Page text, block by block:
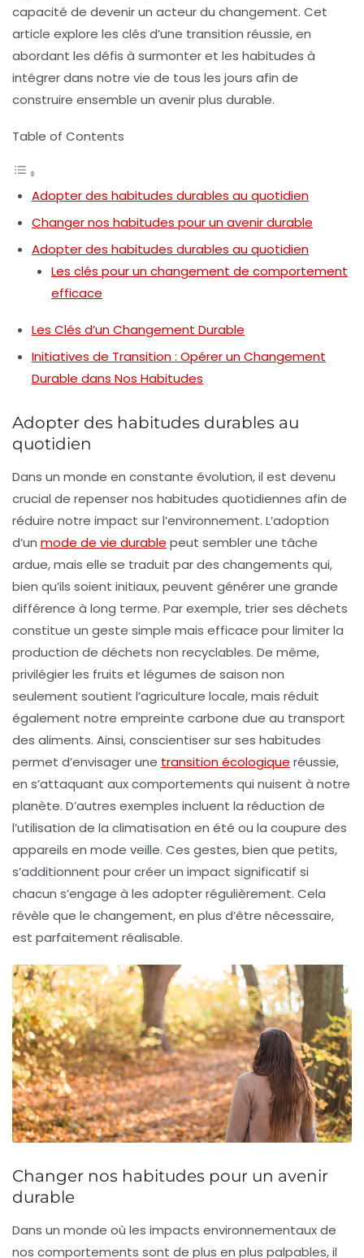
capacité de devenir un acteur du changement. Cet
article explore les clés d’une transition réussie, en
abordant les défis à surmonter et les habitudes à
intégrer dans notre vie de tous les jours afin de
construire ensemble un avenir plus durable.
Table of Contents
Adopter des habitudes durables au quotidien
Changer nos habitudes pour un avenir durable
Adopter des habitudes durables au quotidien
Les clés pour un changement de comportement
efficace
Les Clés d’un Changement Durable
Initiatives de Transition : Opérer un Changement
Durable dans Nos Habitudes
Adopter des habitudes durables au
quotidien
Dans un monde en constante évolution, il est devenu
crucial de repenser nos habitudes quotidiennes afin de
réduire notre impact sur l’environnement. L’adoption
d’un mode de vie durable peut sembler une tâche
ardue, mais elle se traduit par des changements qui,
bien qu’ils soient initiaux, peuvent générer une grande
différence à long terme. Par exemple, trier ses déchets
constitue un geste simple mais efficace pour limiter la
production de déchets non recyclables. De même,
privilégier les fruits et légumes de saison non
seulement soutient l’agriculture locale, mais réduit
également notre empreinte carbone due au transport
des aliments. Ainsi, conscientiser sur ses habitudes
permet d’envisager une transition écologique réussie,
en s’attaquant aux comportements qui nuisent à notre
planète. D’autres exemples incluent la réduction de
l’utilisation de la climatisation en été ou la coupure des
appareils en mode veille. Ces gestes, bien que petits,
s’additionnent pour créer un impact significatif si
chacun s’engage à les adopter régulièrement. Cela
révèle que le changement, en plus d’être nécessaire,
est parfaitement réalisable.
Changer nos habitudes pour un avenir
durable
Dans un monde où les impacts environnementaux de
nos comportements sont de plus en plus palpables, il